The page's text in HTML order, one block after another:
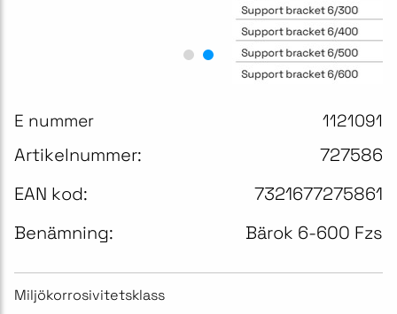
E nummer 1121091
Artikelnummer:
727586
EAN kod:
7321677275861
Benämning:
Bärok 6-600 Fzs
Miljökorrosivitetsklass